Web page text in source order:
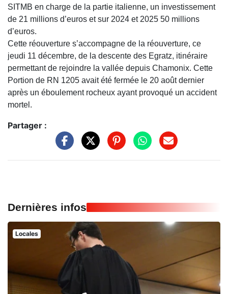
SITMB en charge de la partie italienne, un investissement
de 21 millions d’euros et sur 2024 et 2025 50 millions
d’euros.
Cette réouverture s’accompagne de la réouverture, ce
jeudi 11 décembre, de la descente des Egratz, itinéraire
permettant de rejoindre la vallée depuis Chamonix. Cette
Portion de RN 1205 avait été fermée le 20 août dernier
après un éboulement rocheux ayant provoqué un accident
mortel.
Partager :
Dernières infos
Locales